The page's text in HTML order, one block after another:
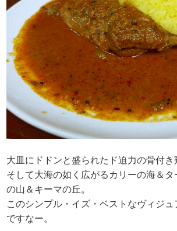
大皿にドドンと盛られたド迫力の骨付き
そして大海の如く広がるカリーの海＆タ
の山＆キーマの丘。
このシンプル・イズ・ベストなヴィジ
ですなー。